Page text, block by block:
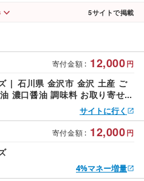
5サイトで掲載
寄付金額 : 12,000円
| 石川県 金沢市 金沢 土産 ご
濃口醤油 調味料 お取り寄せ
すめ 特産品 名産品 石川県金沢
サイトに行く
寄付金額 : 12,000円
4%マネー増量